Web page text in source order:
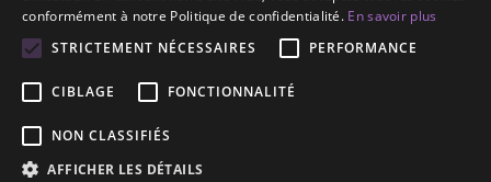
À propos
SPANISH
conformément à notre Politique de confidentialité. En savoir plus
STRICTEMENT NÉCESSAIRES
PERFORMANCE
CIBLAGE FONCTIONNALITÉ
NON CLASSIFIÉS
AFFICHER LES DÉTAILS